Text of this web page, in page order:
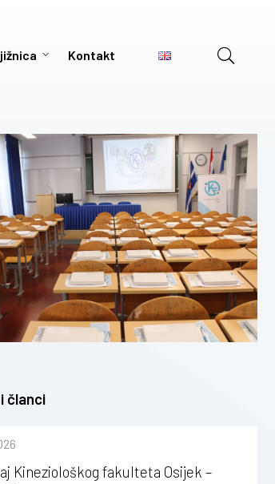
Kontakt
članci
Kineziološkog fakulteta Osijek –